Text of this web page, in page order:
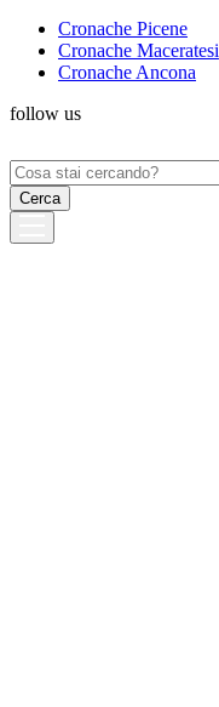
Cronache Picene
Cronache Maceratesi
Cronache Ancona
follow us
Ricerca
per: